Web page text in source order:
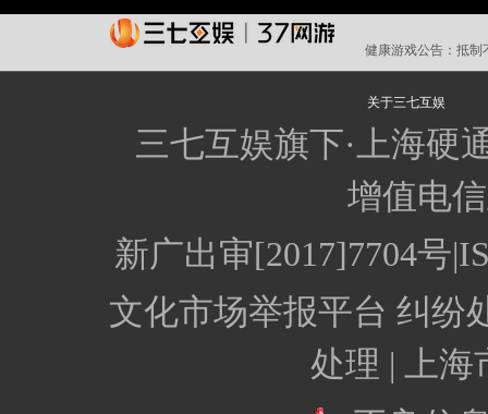
健康游戏公告： 抵制
关于三七互娱
三七互娱旗下·上海硬
增值电
新广出审[2017]7704号
文化市场举报平台 纠纷
处理 | 上海